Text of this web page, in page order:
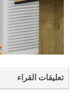
تعليقات القراء